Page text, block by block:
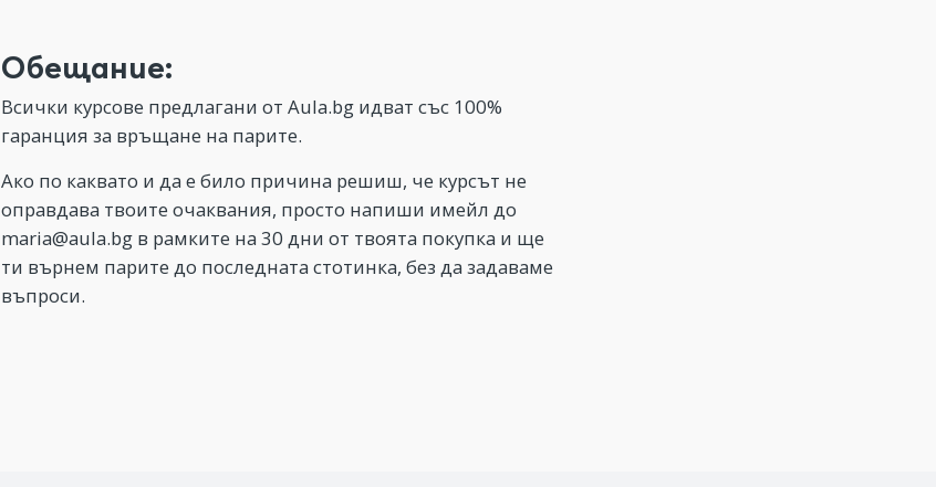
Обещание:
Всички курсове предлагани от Aula.bg идват със 100%
гаранция за връщане на парите.
Ако по каквато и да е било причина решиш, че курсът не
оправдава твоите очаквания, просто напиши имейл до
maria@aula.bg в рамките на 30 дни от твоята покупка и ще
ти върнем парите до последната стотинка, без да задаваме
въпроси.